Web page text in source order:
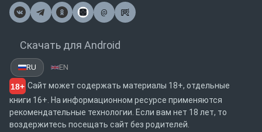
@
Почта
Скачать для Android
RU EN
18+ Сайт может содержать материалы 18+, отдельные
книги 16+. На информационном ресурсе применяются
рекомендательные технологии. Если вам нет 18 лет, то
воздержитесь посещать сайт без родителей.